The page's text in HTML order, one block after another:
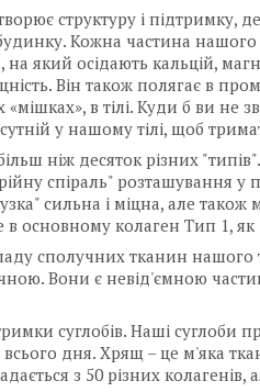
структуру і підтримку,
Кожна частина нашого
на який осідають кальцій,
Він також полягає в
«мішках», в тілі. Куди б ви не
у нашому тілі, щоб
ніж десяток різних
спіраль" розташування у
сильна і міцна, але
основному колаген Тип 1, як
сполучних тканин нашого
Вони є невід'ємною
суглобів. Наші суглоби
всього дня. Хрящ – це м'яка
з 50 різних